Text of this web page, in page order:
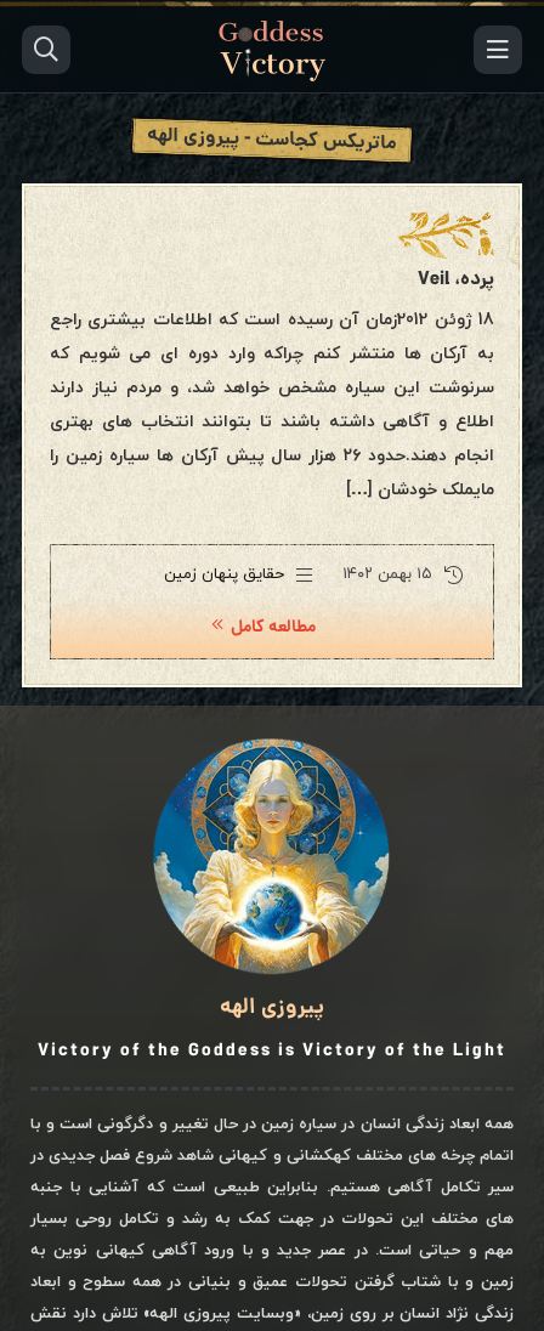
ماتریکس کجاست - پیروزی الهه
پرده، Veil
18 ژوئن 2012زمان آن رسیده است که اطلاعات بیشتری راجع
به آرکان ها منتشر کنم چراکه وارد دوره ای می شویم که
سرنوشت این سیاره مشخص خواهد شد، و مردم نیاز دارند
اطلاع و آگاهی داشته باشند تا بتوانند انتخاب های بهتری
انجام دهند.حدود ۲۶ هزار سال پیش آرکان ها سیاره زمین را
مایملک خودشان […]
۱۵ بهمن ۱۴۰۲ حقایق پنهان زمین
مطالعه کامل
پیروزی الهه
Victory of the Goddess is Victory of the Light
همه ابعاد زندگی انسان در سیاره زمین در حال تغییر و دگرگونی است و با
اتمام چرخه های مختلف کهکشانی و کیهانی شاهد شروع فصل جدیدی در
سیر تکامل آگاهی هستیم. بنابراین طبیعی است که آشنایی با جنبه
های مختلف این تحولات در جهت کمک به رشد و تکامل روحی بسیار
مهم و حیاتی است. در عصر جدید و با ورود آگاهی کیهانی نوین به
زمین و با شتاب گرفتن تحولات عمیق و بنیانی در همه سطوح و ابعاد
زندگی نژاد انسان بر روی زمین، «وبسایت پیروزی الهه» تلاش دارد نقش